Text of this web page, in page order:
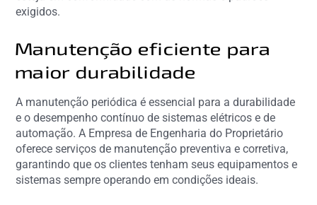
exigidos.
Manutenção eficiente para
maior durabilidade
A manutenção periódica é essencial para a durabilidade
e o desempenho contínuo de sistemas elétricos e de
automação. A Empresa de Engenharia do Proprietário
oferece serviços de manutenção preventiva e corretiva,
garantindo que os clientes tenham seus equipamentos e
sistemas sempre operando em condições ideais.